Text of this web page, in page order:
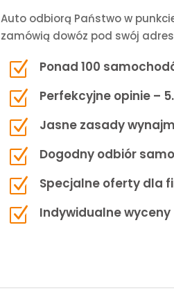
Auto odbiorą Państwo w
zamówią dowóz pod swój
Z Ponad 100
Z Perfekcyjne opinie –
Z Jasne zasady
Z Dogodny odbiór
Z Specjalne oferty dla
Z Indywidualne wyceny